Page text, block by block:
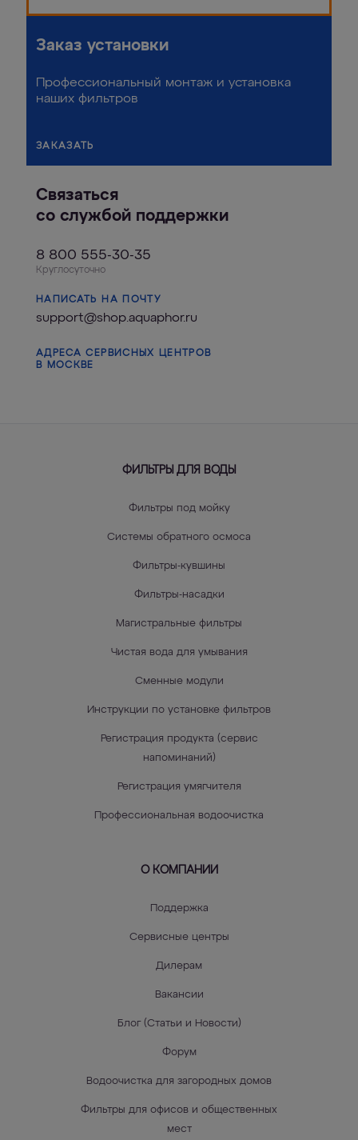
Заказ установки
Профессиональный монтаж и установка
наших фильтров
ЗАКАЗАТЬ
Связаться
со службой поддержки
8 800 555-30-35
Круглосуточно
АДРЕСА СЕРВИСНЫХ ЦЕНТРОВ
В МОСКВЕ
НАПИСАТЬ НА ПОЧТУ
support@shop.aquaphor.ru
ФИЛЬТРЫ ДЛЯ ВОДЫ
Фильтры под мойку
Системы обратного осмоса
Фильтры-кувшины
Фильтры-насадки
Магистральные фильтры
Чистая вода для умывания
Сменные модули
Инструкции по установке фильтров
Регистрация продукта (сервис
напоминаний)
Регистрация умягчителя
Профессиональная водоочистка
О КОМПАНИИ
Поддержка
Сервисные центры
Дилерам
Вакансии
Блог (Статьи и Новости)
Форум
Водоочистка для загородных домов
Фильтры для офисов и общественных
мест